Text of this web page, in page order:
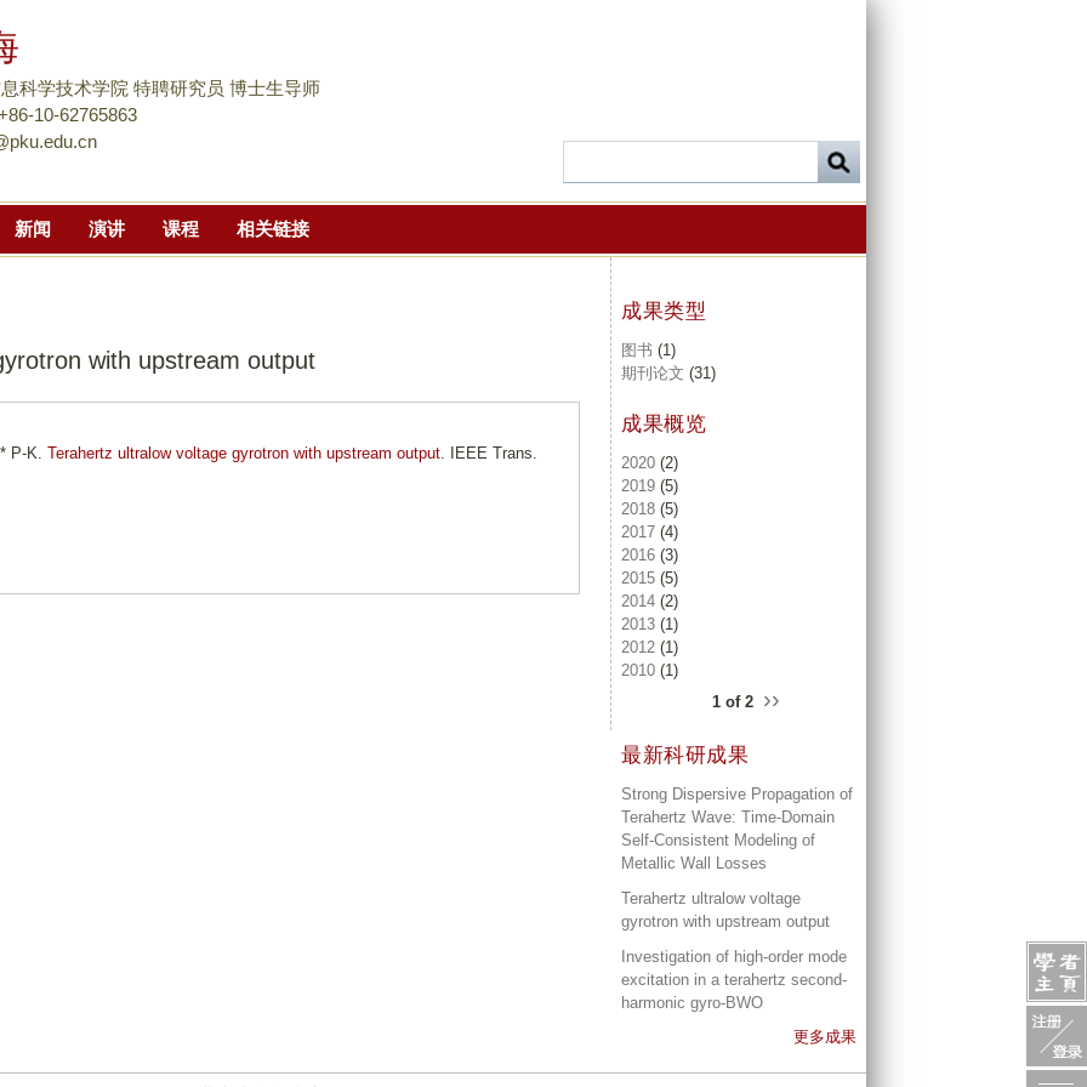
到
主
要
分
科学技术学院 特聘研究员 博士生导师
10-62765863
新闻 演讲 课程 相关链接
with upstream output
P-K. Terahertz ultralow voltage gyrotron with upstream output. IEEE Trans.
成果类型
图书 (1)
期刊论文 (31)
成果概览
2020 (2)
2019 (5)
2018 (5)
2017 (4)
2016 (3)
2015 (5)
2014 (2)
2013 (1)
2012 (1)
2010 (1)
1 of 2 ››
最新科研成果
Strong Dispersive Propagation of
Terahertz Wave: Time‐Domain
Self‐Consistent Modeling of
Metallic Wall Losses
Terahertz ultralow voltage
gyrotron with upstream output
Investigation of high-order mode
excitation in a terahertz second-
harmonic gyro-BWO
更多成果